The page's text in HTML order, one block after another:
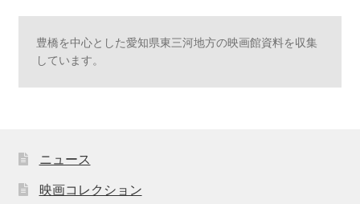
豊橋を中心とした愛知県東三河地方の映画館資料を収集
しています。
ニュース
映画コレクション